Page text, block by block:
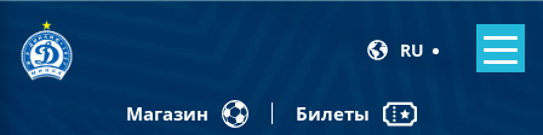
RU
Магазин Билеты